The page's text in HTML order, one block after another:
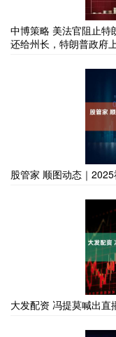
中博策略 美法官阻止特
还给州长，特朗普政府
股管家 顺图动态｜
大发配资 冯提莫喊出直